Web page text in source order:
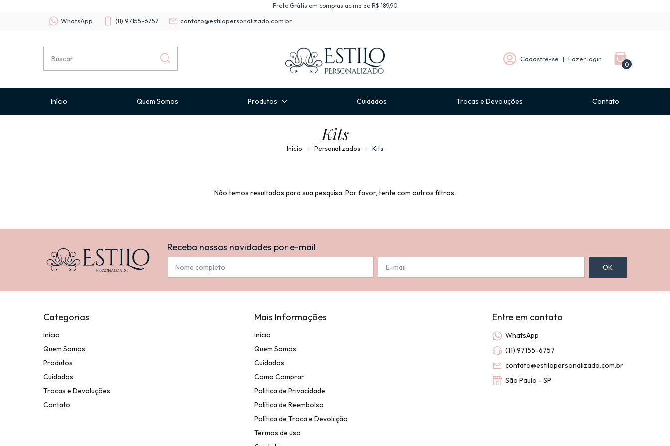
Frete Grátis em compras acima de R$ 189,90
WhatsApp (11) 97155-6757 contato@estilopersonalizado.com.br
Cadastre-se | Fazer login
0
Início Quem Somos Produtos Cuidados Trocas e Devoluções Contato
Kits
Início Personalizados Kits
Não temos resultados para sua pesquisa. Por favor, tente com outros filtros.
Receba nossas novidades por e-mail
Categorias
Início
Quem Somos
Produtos
Cuidados
Trocas e Devoluções
Contato
Mais Informações
Início
Quem Somos
Cuidados
Como Comprar
Politica de Privacidade
Política de Reembolso
Política de Troca e Devolução
Termos de uso
Entre em contato
WhatsApp
(11) 97155-6757
contato@estilopersonalizado.com.br
São Paulo - SP